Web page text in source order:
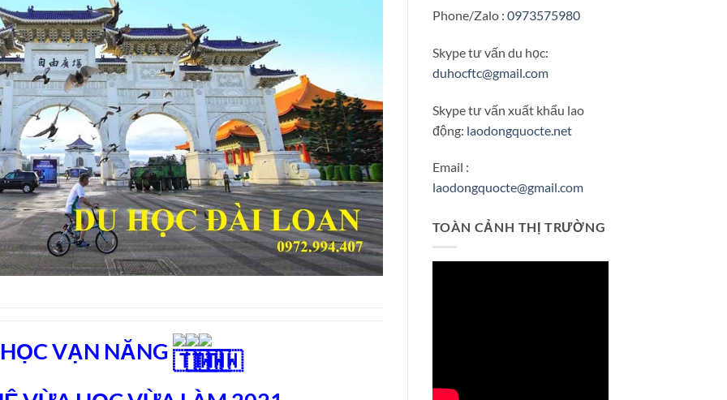
VẠN NĂNG
Phone/Zalo : 0973575980
Skype tư vấn du học:
duhocftc@gmail.com
Skype tư vấn xuất khẩu lao
động: laodongquocte.net
Email :
laodongquocte@gmail.com
TOÀN CẢNH THỊ TRƯỜNG